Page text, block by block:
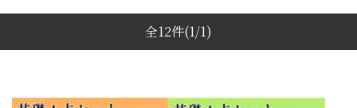
全12件(1/1)